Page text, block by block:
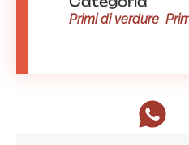
Primi di verdure